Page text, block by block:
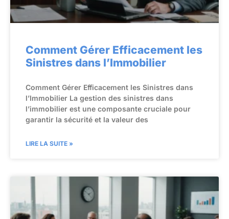
Comment Gérer Efficacement les
Sinistres dans l’Immobilier
Comment Gérer Efficacement les Sinistres dans
l’Immobilier La gestion des sinistres dans
l’immobilier est une composante cruciale pour
garantir la sécurité et la valeur des
LIRE LA SUITE »